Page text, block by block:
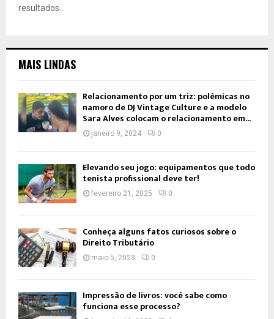
resultados...
MAIS LINDAS
Relacionamento por um triz: polêmicas no
namoro de DJ Vintage Culture e a modelo
Sara Alves colocam o relacionamento em...
janeiro 9, 2024 0
Elevando seu jogo: equipamentos que todo
tenista profissional deve ter!
fevereiro 21, 2025 0
Conheça alguns fatos curiosos sobre o
Direito Tributário
maio 5, 2023 0
Impressão de livros: você sabe como
funciona esse processo?